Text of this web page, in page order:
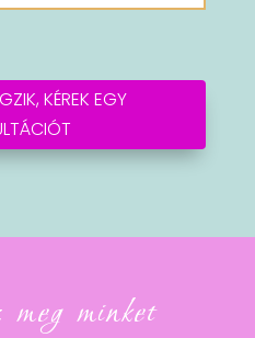
KÉREK EGY
minket